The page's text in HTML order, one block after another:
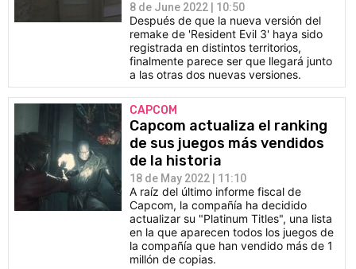
8 de June 2022 | 10:50
Después de que la nueva versión del
remake de 'Resident Evil 3' haya sido
registrada en distintos territorios,
finalmente parece ser que llegará junto
a las otras dos nuevas versiones.
CAPCOM
Capcom actualiza el ranking
de sus juegos más vendidos
de la historia
18 de May 2022 | 11:10
A raíz del último informe fiscal de
Capcom, la compañía ha decidido
actualizar su "Platinum Titles", una lista
en la que aparecen todos los juegos de
la compañía que han vendido más de 1
millón de copias.